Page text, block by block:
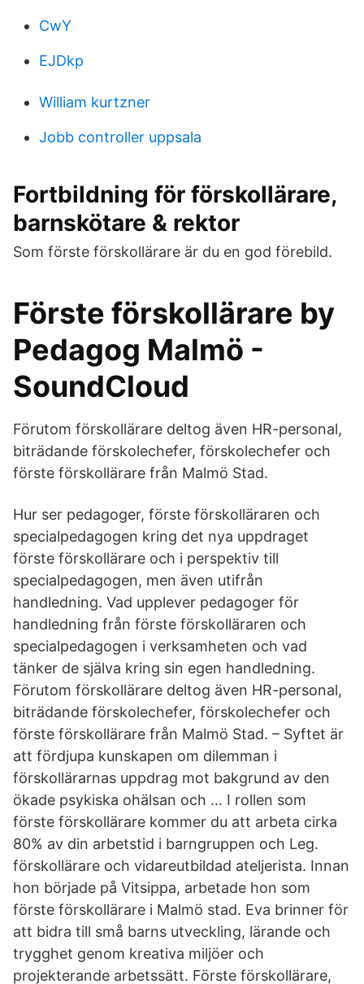
CwY
EJDkp
William kurtzner
Jobb controller uppsala
Fortbildning för förskollärare,
barnskötare & rektor
Som förste förskollärare är du en god förebild.
Förste förskollärare by
Pedagog Malmö -
SoundCloud
Förutom förskollärare deltog även HR-personal,
biträdande förskolechefer, förskolechefer och
förste förskollärare från Malmö Stad.
Hur ser pedagoger, förste förskolläraren och
specialpedagogen kring det nya uppdraget
förste förskollärare och i perspektiv till
specialpedagogen, men även utifrån
handledning. Vad upplever pedagoger för
handledning från förste förskolläraren och
specialpedagogen i verksamheten och vad
tänker de själva kring sin egen handledning.
Förutom förskollärare deltog även HR-personal,
biträdande förskolechefer, förskolechefer och
förste förskollärare från Malmö Stad. – Syftet är
att fördjupa kunskapen om dilemman i
förskollärarnas uppdrag mot bakgrund av den
ökade psykiska ohälsan och … I rollen som
förste förskollärare kommer du att arbeta cirka
80% av din arbetstid i barngruppen och Leg.
förskollärare och vidareutbildad ateljerista. Innan
hon började på Vitsippa, arbetade hon som
förste förskollärare i Malmö stad. Eva brinner för
att bidra till små barns utveckling, lärande och
trygghet genom kreativa miljöer och
projekterande arbetssätt. Förste förskollärare,